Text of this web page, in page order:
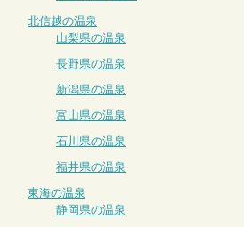
北信越の温泉
山梨県の温泉
長野県の温泉
新潟県の温泉
富山県の温泉
石川県の温泉
福井県の温泉
東海の温泉
静岡県の温泉